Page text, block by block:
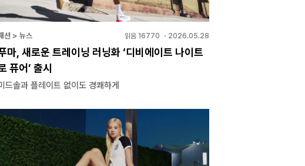
션 > 뉴스 읽음 16770 ・ 2026.05.28
마, 새로운 트레이닝 러닝화 ‘디비에이트 나이트
퓨어’ 출시
드솔과 플레이트 없이도 경쾌하게